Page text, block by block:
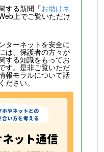
する新聞「お助けネ
上でご覧いただけ
ターネットを安全に
は、保護者の方々が
する知識をもってお
す。是非ご覧いただ
報モラルについて話
ださい。